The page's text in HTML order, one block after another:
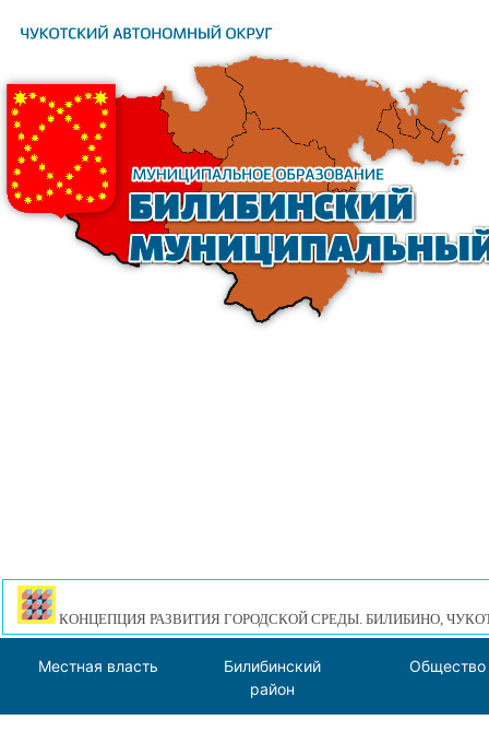
КОНЦЕПЦИЯ РАЗВИТИЯ ГОРОДСКОЙ СРЕДЫ. БИЛИБИНО,
Местная власть
Билибинский
район
Общество